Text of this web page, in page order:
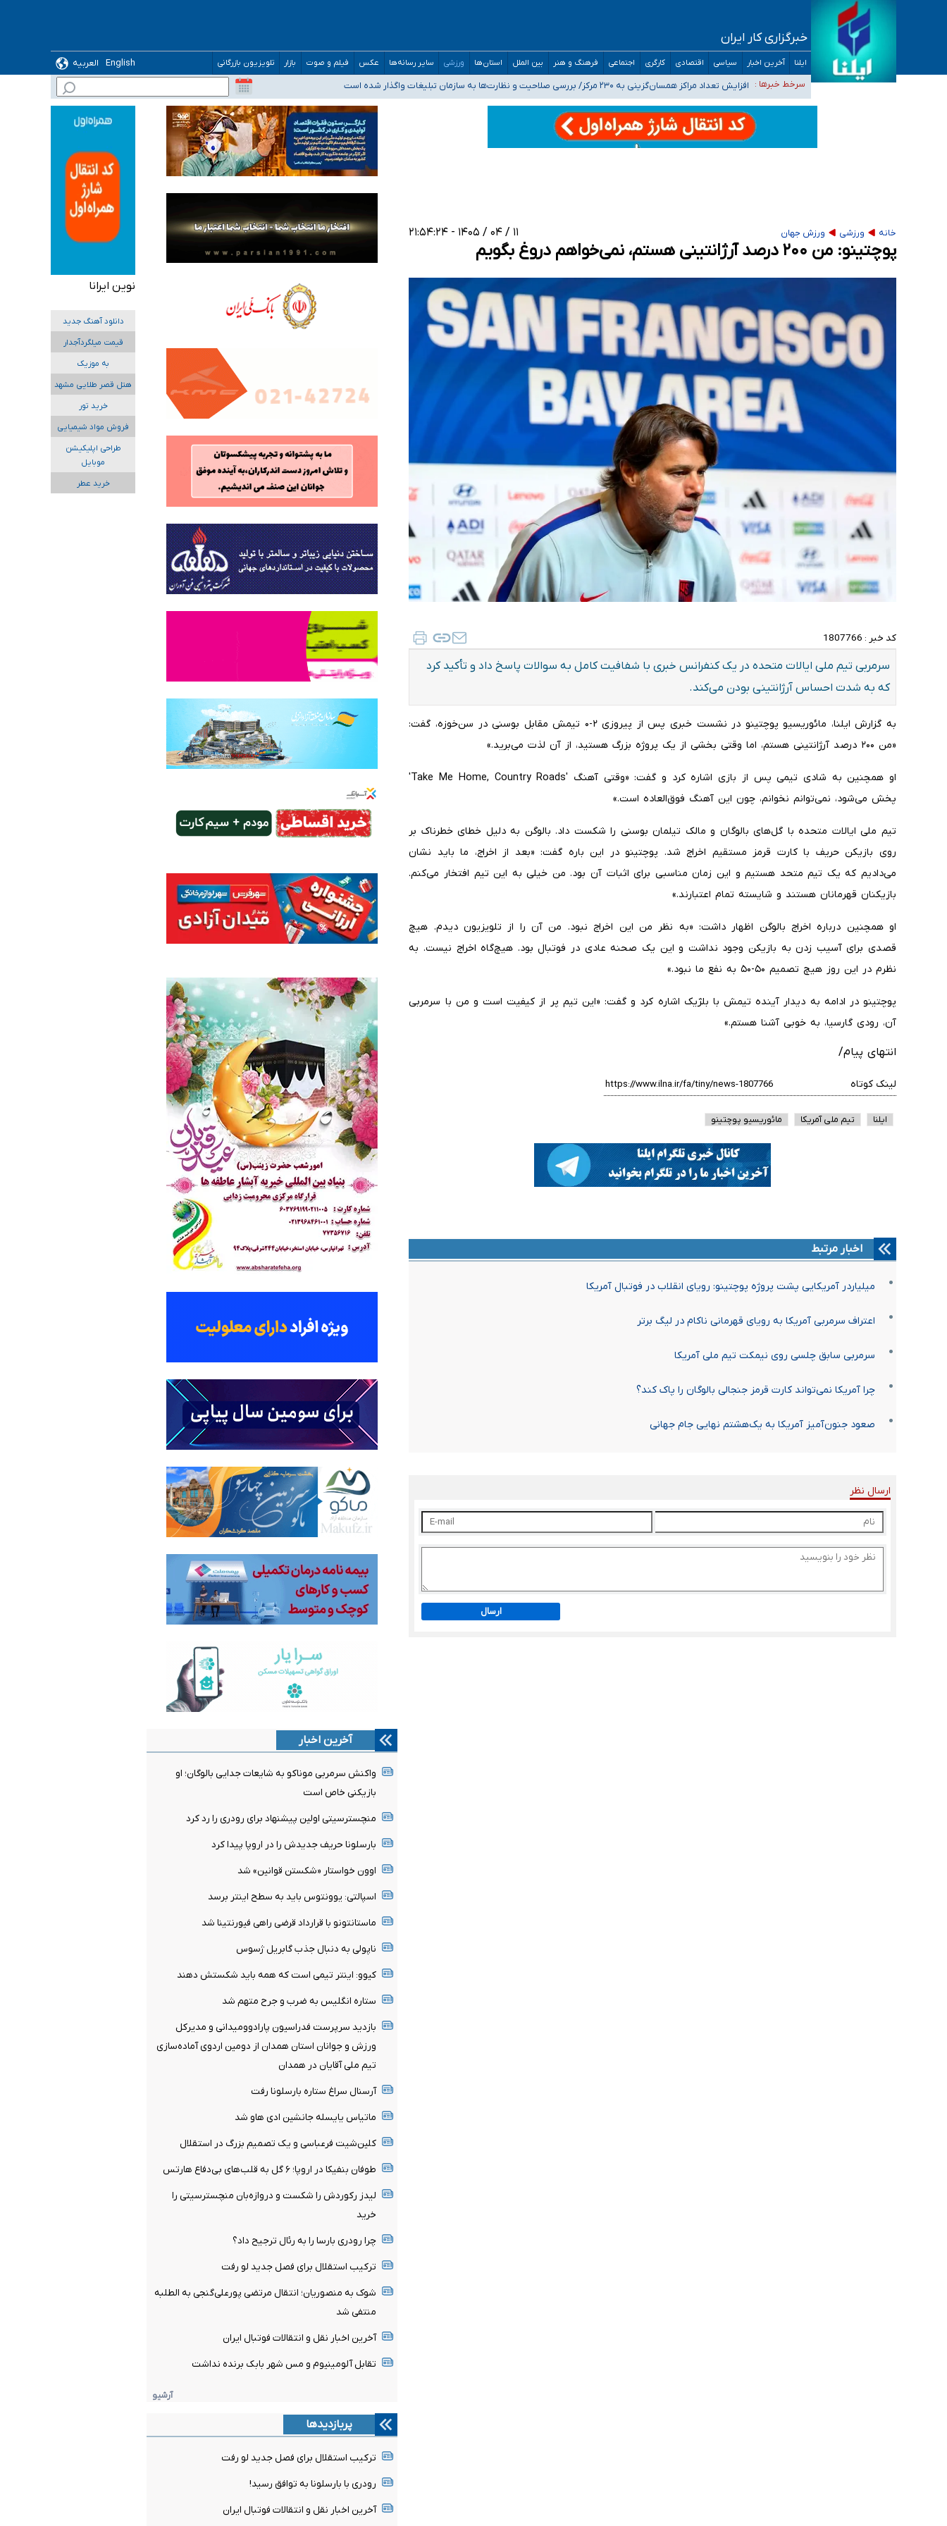
خبرگزاری کار ایران
ایلنا آخرین اخبار سیاسی اقتصادی کارگری اجتماعی فرهنگ و هنر بین الملل استان‌ها ورزشی سایر رسانه‌ها عکس فیلم و صوت بازار تلویزیون بازرگانی English
العربیه
سرخط خبرها :
ضرورت آموزش حریم خصوصی در فضای آنلاین در مدارس/ هزینه‌های سنگین اجتماعی انتشار تصاویر خصوصی برای قربانیان/ سوءاستفاده
مجرمان از ترس رسواییافزایش تعداد مراکز همسان‌گزینی به ۲۳۰ مرکز/ بررسی صلاحیت و نظارت‌ها به سازمان تبلیغات واگذار شده است
۴۰ تا ۵۰ روز گرمای نسبی در پیش داریم/ دمای تهران به ۳۸ درجه می‌رسد
موضع وزارت بهداشت درباره ظرفیت پزشکی کنکور ۱۴۰۵: خواستار اصلاح ظرفیت‌ها هستیم، اما هنوز پاسخ مشخصی نگرفته‌ایم
تعویق آزمون ورودی دکترای تخصصی فرماندهی صحنه عملیات و دکترای تخصصی جغرافیای نظامی دافوس آجا
خانه ورزشی ورزش جهان ۱۱ / ۰۴ / ۱۴۰۵ - ۲۱:۵۴:۲۴
پوچتینو: من ۲۰۰ درصد آرژانتینی هستم، نمی‌خواهم دروغ بگویم
کد خبر : 1807766
سرمربی تیم ملی ایالات متحده در یک کنفرانس خبری با شفافیت کامل به سوالات پاسخ داد و تأکید کرد
که به شدت احساس آرژانتینی بودن می‌کند.
به گزارش ایلنا، مائوریسیو پوچتینو در نشست خبری پس از پیروزی ۲-۰ تیمش مقابل بوسنی در سن‌خوزه، گفت:
«من ۲۰۰ درصد آرژانتینی هستم، اما وقتی بخشی از یک پروژه بزرگ هستید، از آن لذت می‌برید.»
او همچنین به شادی تیمی پس از بازی اشاره کرد و گفت: «وقتی آهنگ 'Take Me Home, Country Roads'
پخش می‌شود، نمی‌توانم نخوانم، چون این آهنگ فوق‌العاده است.»
تیم ملی ایالات متحده با گل‌های بالوگان و مالک تیلمان بوسنی را شکست داد. بالوگن به دلیل خطای خطرناک بر
روی بازیکن حریف با کارت قرمز مستقیم اخراج شد. پوچتینو در این باره گفت: «بعد از اخراج، ما باید نشان
می‌دادیم که یک تیم متحد هستیم و این زمان مناسبی برای اثبات آن بود. من خیلی به این تیم افتخار می‌کنم.
بازیکنان قهرمانان هستند و شایسته تمام اعتبارند.»
او همچنین درباره اخراج بالوگن اظهار داشت: «به نظر من این اخراج نبود. من آن را از تلویزیون دیدم. هیچ
قصدی برای آسیب زدن به بازیکن وجود نداشت و این یک صحنه عادی در فوتبال بود. هیچ‌گاه اخراج نیست. به
نظرم در این روز هیچ تصمیم ۵۰-۵۰ به نفع ما نبود.»
پوچتینو در ادامه به دیدار آینده تیمش با بلژیک اشاره کرد و گفت: «این تیم پر از کیفیت است و من با سرمربی
آن، رودی گارسیا، به خوبی آشنا هستم.»
انتهای پیام/
لینک کوتاه
ایلنا تیم ملی آمریکا مائوریسیو پوچتینو
اخبار مرتبط
میلیاردر آمریکایی پشت پروژه پوچتینو: رویای انقلاب در فوتبال آمریکا
اعتراف سرمربی آمریکا به رویای قهرمانی ناکام در لیگ برتر
سرمربی سابق چلسی روی نیمکت تیم ملی آمریکا
چرا آمریکا نمی‌تواند کارت قرمز جنجالی بالوگان را پاک کند؟
صعود جنون‌آمیز آمریکا به یک‌هشتم نهایی جام جهانی
ارسال نظر
ارسال
آخرین اخبار
واکنش سرمربی موناکو به شایعات جدایی بالوگان؛ او
بازیکنی خاص است
منچسترسیتی اولین پیشنهاد برای رودری را رد کرد
بارسلونا حریف جدیدش را در اروپا پیدا کرد
اوون خواستار «شکستن قوانین» شد
اسپالتی: یوونتوس باید به سطح اینتر برسد
ماستانتونو با قرارداد قرضی راهی فیورنتینا شد
ناپولی به دنبال جذب گابریل ژسوس
کیوو: اینتر تیمی است که همه باید شکستش دهند
ستاره انگلیس به ضرب و جرح متهم شد
بازدید سرپرست فدراسیون پارادوومیدانی و مدیرکل
ورزش و جوانان استان همدان از دومین اردوی آماده‌سازی
تیم ملی آقایان در همدان
آرسنال سراغ ستاره بارسلونا رفت
ماتیاس یایسله جانشین ادی هاو شد
کلین‌شیت فرعباسی و یک تصمیم بزرگ در استقلال
طوفان بنفیکا در اروپا؛ ۶ گل به قلب‌های بی‌دفاع هارتس
لیدز رکوردش را شکست و دروازه‌بان منچسترسیتی را
خرید
چرا رودری بارسا را به رئال ترجیح داد؟
ترکیب استقلال برای فصل جدید لو رفت
شوک به منصوریان؛ انتقال مرتضی پورعلی‌گنجی به الطلبه
منتفی شد
آخرین اخبار نقل و انتقالات فوتبال ایران
تقابل آلومینیوم و مس شهر بابک برنده نداشت
آرشیو
پربازدیدها
ترکیب استقلال برای فصل جدید لو رفت
رودری با بارسلونا به توافق رسید!
آخرین اخبار نقل و انتقالات فوتبال ایران
نوین ایرانا
دانلود آهنگ جدید
قیمت میلگردآجدار
به موزیک
هتل قصر طلایی مشهد
خرید تور
فروش مواد شیمیایی
طراحی اپلیکیشن
موبایل
خرید عطر